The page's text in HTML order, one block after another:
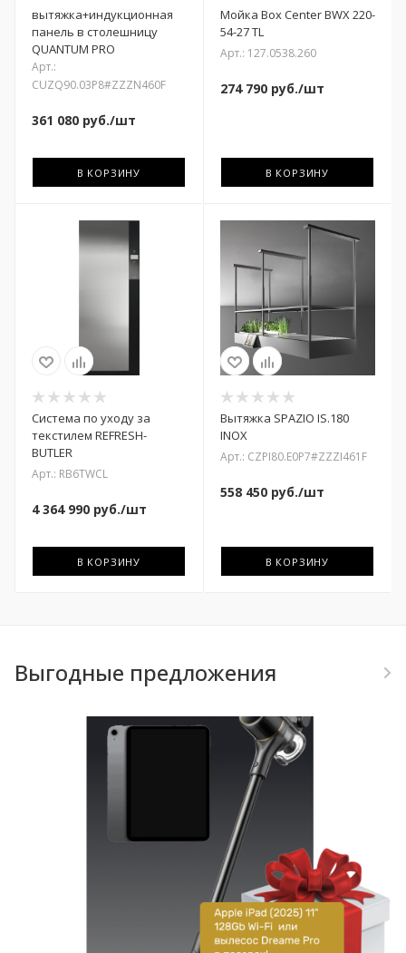
вытяжка+индукционная
панель в столешницу
QUANTUM PRO
Арт.:
CUZQ90.03P8#ZZZN460F
361 080 руб./шт
В КОРЗИНУ
Мойка Box Center BWX 220-
54-27 TL
Арт.: 127.0538.260
274 790 руб./шт
В КОРЗИНУ
Система по уходу за
текстилем REFRESH-
BUTLER
Арт.: RB6TWCL
4 364 990 руб./шт
В КОРЗИНУ
Вытяжка SPAZIO IS.180
INOX
Арт.: CZPI80.E0P7#ZZZI461F
558 450 руб./шт
В КОРЗИНУ
Выгодные предложения